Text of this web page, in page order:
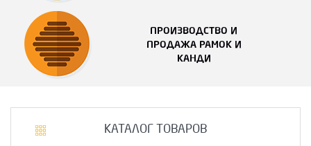
ПРОИЗВОДСТВО И
ПРОДАЖА РАМОК И
КАНДИ
КАТАЛОГ ТОВАРОВ